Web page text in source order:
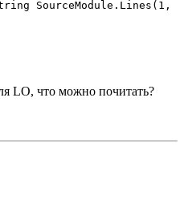
SourceModule.Lines(1,
LO, что можно почитать?